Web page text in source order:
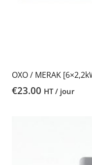
OXO / MERAK
€23.00 HT / jour